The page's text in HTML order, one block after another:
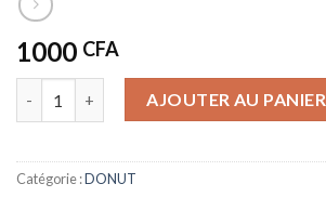
1000 CFA
quantité de Donut M&sAJOUTER AU PANIER
Catégorie :DONUT